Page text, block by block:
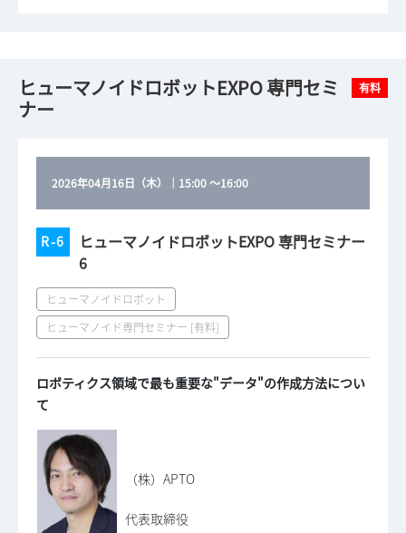
ヒューマノイドロボットEXPO 専門セミ
ナー
有料
2026年04月16日（木） ｜ 15:00～16:00
R-6
ヒューマノイドロボットEXPO 専門セミナー
6
ヒューマノイドロボット
ヒューマノイド専門セミナー [有料]
ロボティクス領域で最も重要な"データ"の作成方法につい
て
（株）APTO
代表取締役